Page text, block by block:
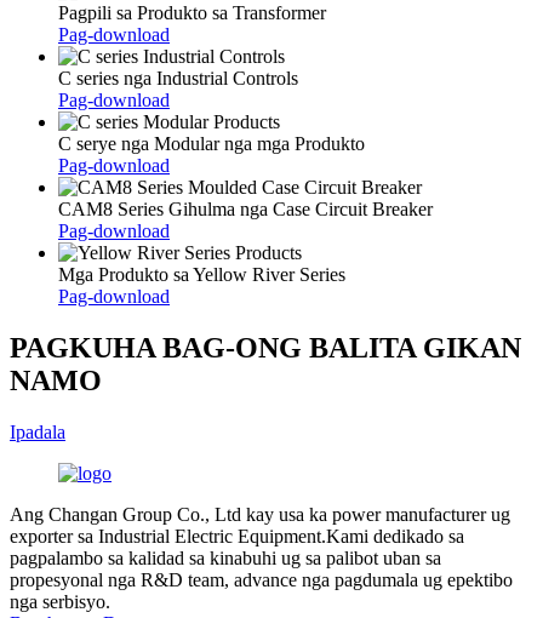
Pagpili sa Produkto sa Transformer
Pag-download
C series nga Industrial Controls
Pag-download
C serye nga Modular nga mga Produkto
Pag-download
CAM8 Series Gihulma nga Case Circuit Breaker
Pag-download
Mga Produkto sa Yellow River Series
Pag-download
PAGKUHA BAG-ONG BALITA GIKAN
NAMO
Ipadala
Ang Changan Group Co., Ltd kay usa ka power manufacturer ug
exporter sa Industrial Electric Equipment.Kami dedikado sa
pagpalambo sa kalidad sa kinabuhi ug sa palibot uban sa
propesyonal nga R&D team, advance nga pagdumala ug epektibo
nga serbisyo.